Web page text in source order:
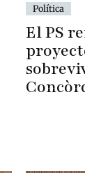
Política
El PS